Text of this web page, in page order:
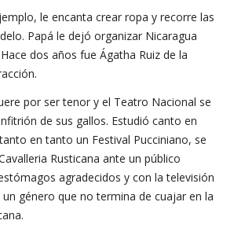
le encanta crear ropa y recorre las
Papá le dejó organizar Nicaragua
dos años fue Ágatha Ruiz de la
por ser tenor y el Teatro Nacional se
de sus gallos. Estudió canto en
en tanto un Festival Pucciniano, se
Rusticana ante un público
agradecidos y con la televisión
género que no termina de cuajar en la